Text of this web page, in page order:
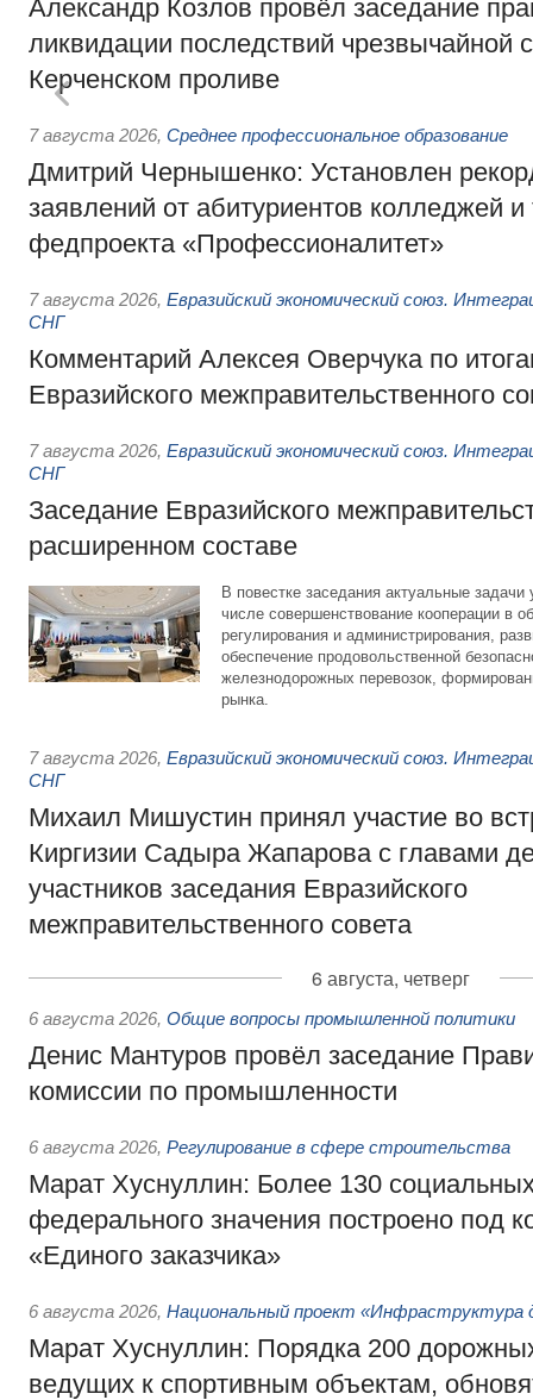
Александр Козлов провёл заседание
ликвидации последствий чрезвычайной
Керченском проливе
7 августа 2026, Среднее профессиональное образование
Дмитрий Чернышенко: Установлен
заявлений от абитуриентов колледжей и
федпроекта «Профессионалитет»
7 августа 2026, Евразийский экономический союз.
СНГ
Комментарий Алексея Оверчука по
Евразийского межправительственного
7 августа 2026, Евразийский экономический союз.
СНГ
Заседание Евразийского
расширенном составе
В повестке заседания актуальные задачи
числе совершенствование кооперации в
регулирования и администрирования,
обеспечение продовольственной
железнодорожных перевозок,
рынка.
7 августа 2026, Евразийский экономический союз.
СНГ
Михаил Мишустин принял участие во
Киргизии Садыра Жапарова с главами
участников заседания Евразийского
межправительственного совета
6 августа, четверг
6 августа 2026, Общие вопросы промышленной политики
Денис Мантуров провёл заседание
комиссии по промышленности
6 августа 2026, Регулирование в сфере строительства
Марат Хуснуллин: Более 130
федерального значения построено под
«Единого заказчика»
6 августа 2026, Национальный проект «Инфраструктура
Марат Хуснуллин: Порядка 200
ведущих к спортивным объектам,